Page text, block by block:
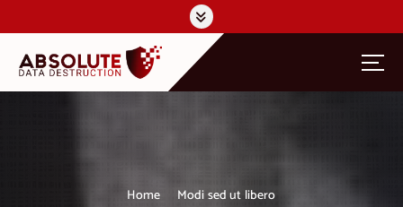
k
t
Home Modi sed ut libero